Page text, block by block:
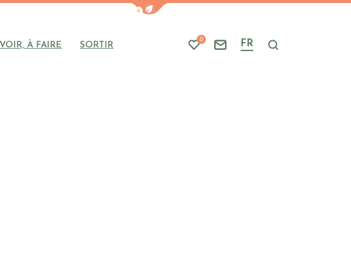
Afficher la barre de navigation du
À FAIRE SORTIR Mes favoris
0
Nous contacter
FR Je recherche